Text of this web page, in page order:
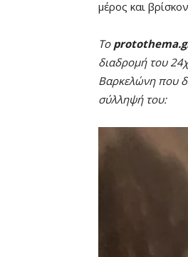
μέρος και
Το
διαδρομή του
Βαρκελώνη που
σύλληψή του: